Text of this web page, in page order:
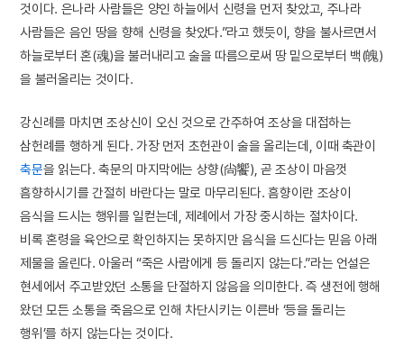
것이다. 은나라 사람들은 양인 하늘에서 신령을 먼저 찾았고, 주나라
사람들은 음인 땅을 향해 신령을 찾았다.”라고 했듯이, 향을 불사르면서
하늘로부터 혼(魂)을 불러내리고 술을 따름으로써 땅 밑으로부터 백(魄)
을 불러올리는 것이다.
강신례를 마치면 조상신이 오신 것으로 간주하여 조상을 대접하는
삼헌례를 행하게 된다. 가장 먼저 초헌관이 술을 올리는데, 이때 축관이
축문을 읽는다. 축문의 마지막에는 상향(尙饗), 곧 조상이 마음껏
흠향하시기를 간절히 바란다는 말로 마무리된다. 흠향이란 조상이
음식을 드시는 행위를 일컫는데, 제례에서 가장 중시하는 절차이다.
비록 혼령을 육안으로 확인하지는 못하지만 음식을 드신다는 믿음 아래
제물을 올린다. 아울러 “죽은 사람에게 등 돌리지 않는다.”라는 언설은
현세에서 주고받았던 소통을 단절하지 않음을 의미한다. 즉 생전에 행해
왔던 모든 소통을 죽음으로 인해 차단시키는 이른바 ‘등을 돌리는
행위’를 하지 않는다는 것이다.